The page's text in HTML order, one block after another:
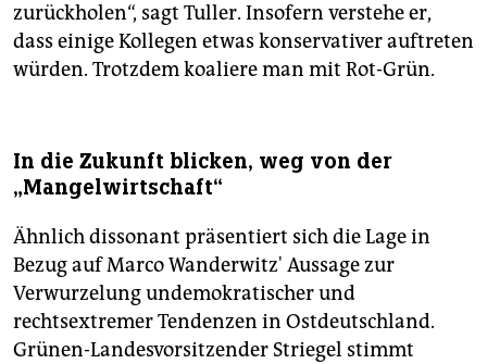
zurückholen“, sagt Tuller. Insofern verstehe er,
dass einige Kollegen etwas konservativer auftreten
würden. Trotzdem koaliere man mit Rot-Grün.
In die Zukunft blicken, weg von der
„Mangelwirtschaft“
Ähnlich dissonant präsentiert sich die Lage in
Bezug auf Marco Wanderwitz' Aussage zur
Verwurzelung undemokratischer und
rechtsextremer Tendenzen in Ostdeutschland.
Grünen-Landesvorsitzender Striegel stimmt